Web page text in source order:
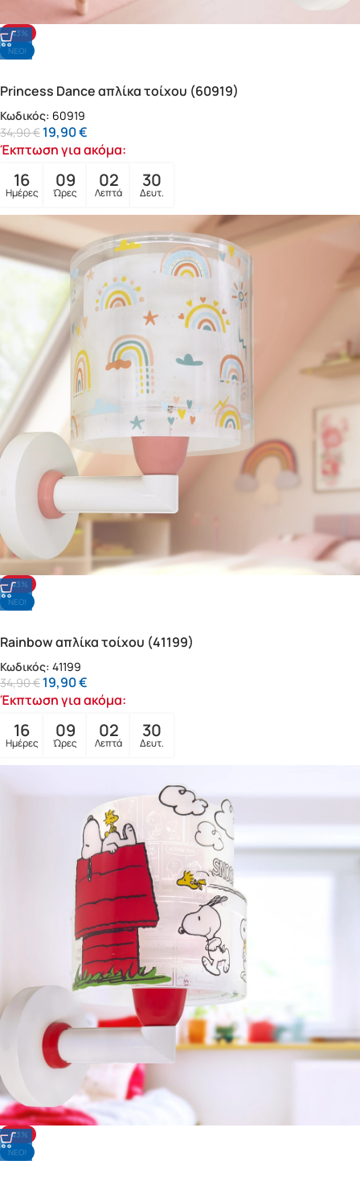
-43%
NΕΟ!
Princess Dance απλίκα τοίχου (60919)
Κωδικός: 60919
34,90€ 19,90€
Έκπτωση για ακόμα:
16
Ημέρες
09
Ώρες
02
Λεπτά
28
Δευτ.
-43%
NΕΟ!
Rainbow απλίκα τοίχου (41199)
Κωδικός: 41199
34,90€ 19,90€
Έκπτωση για ακόμα:
16
Ημέρες
09
Ώρες
02
Λεπτά
28
Δευτ.
-43%
NΕΟ!